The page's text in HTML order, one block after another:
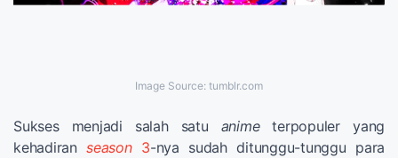
Image Source: tumblr.com
Sukses menjadi salah satu animeterpopuler yang
kehadiranseason3-nya sudah ditunggu-tunggu para